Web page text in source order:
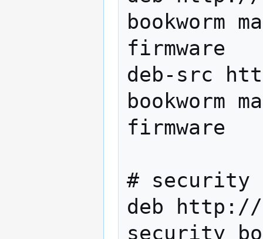
bookworm
firmware
deb-src
bookworm
firmware
# security
deb http://
security